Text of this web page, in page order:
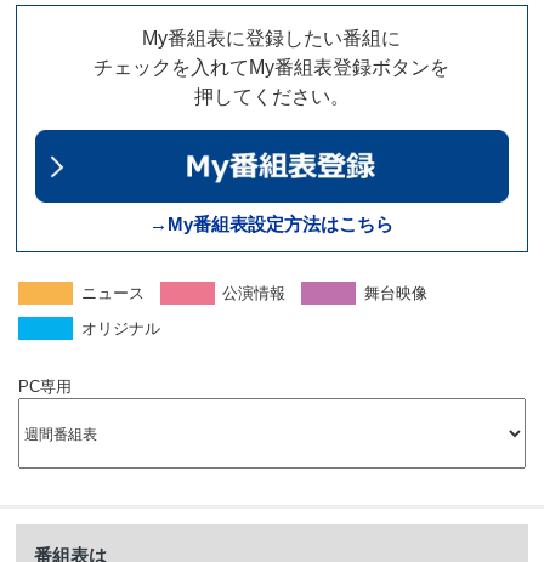
My番組表に登録したい番組に
チェックを入れてMy番組表登録ボタンを
押してください。
→My番組表設定方法はこちら
ニュース 公演情報
舞台映像
オリジナル
PC専用
番組表は